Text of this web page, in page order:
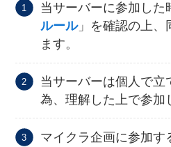
当サーバーに参加した
ルール」を確認の上、
ます。
当サーバーは個人で立
為、理解した上で参加
マイクラ企画に参加す